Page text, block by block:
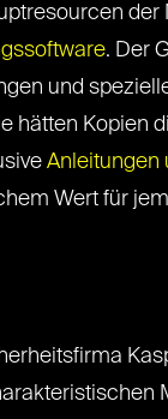
der
. Der
und
hätten Kopien
Anleitungen
Wert für